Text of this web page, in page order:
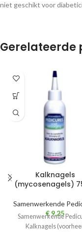
niet geschikt voor
Gerelateerde
Kalknagels
(mycosenagels)
Samenwerkende
€ 9,25
Samenwerkende
Kalknagels